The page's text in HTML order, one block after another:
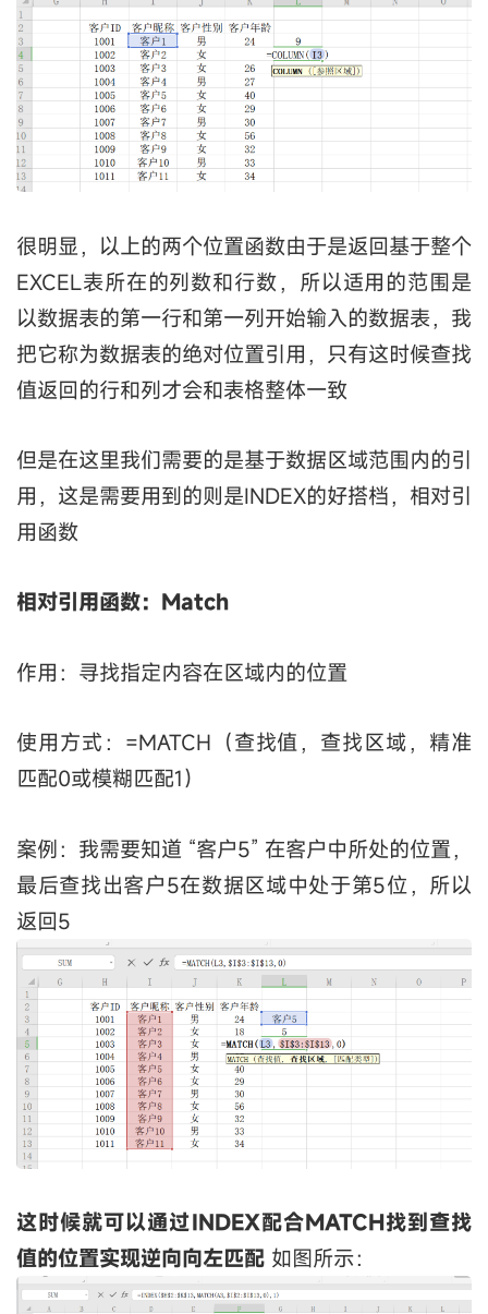
很明显，以上的两个位置函数由于是返回基于整个
EXCEL表所在的列数和行数，所以适用的范围是
以数据表的第一行和第一列开始输入的数据表，我
把它称为数据表的绝对位置引用，只有这时候查找
值返回的行和列才会和表格整体一致
但是在这里我们需要的是基于数据区域范围内的引
用，这是需要用到的则是INDEX的好搭档，相对引
用函数
相对引用函数：Match
作用：寻找指定内容在区域内的位置
使用方式：=MATCH（查找值，查找区域，精准
匹配0或模糊匹配1）
案例：我需要知道 “客户5” 在客户中所处的位置，
最后查找出客户5在数据区域中处于第5位，所以
返回5
这时候就可以通过INDEX配合MATCH找到查找
值的位置实现逆向向左匹配 如图所示：